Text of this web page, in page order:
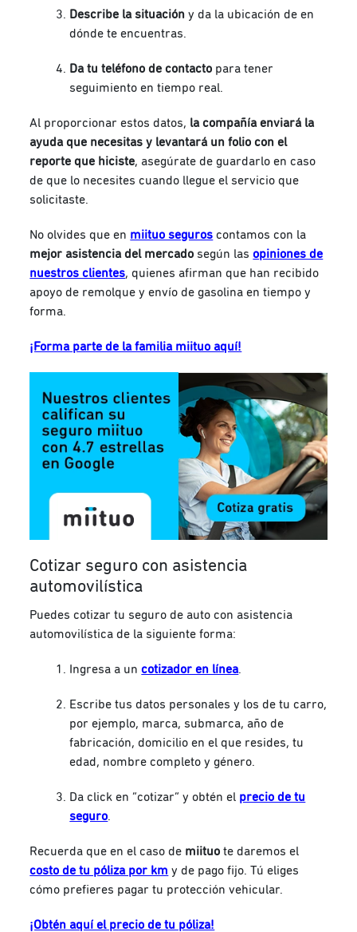
Describe la situación y da la ubicación de en
dónde te encuentras.
Da tu teléfono de contacto para tener
seguimiento en tiempo real.
Al proporcionar estos datos, la compañía enviará la
ayuda que necesitas y levantará un folio con el
reporte que hiciste, asegúrate de guardarlo en caso
de que lo necesites cuando llegue el servicio que
solicitaste.
No olvides que en miituo seguros contamos con la
mejor asistencia del mercado según lasopiniones de
nuestros clientes, quienes afirman que han recibido
apoyo de remolque y envío de gasolina en tiempo y
forma.
¡Forma parte de la familia miituo aquí!
Cotizar seguro con asistencia
automovilística
Puedes cotizar tu seguro de auto con asistencia
automovilística de la siguiente forma:
Ingresa a uncotizador en línea.
Escribe tus datos personales y los de tu carro,
por ejemplo, marca, submarca, año de
fabricación, domicilio en el que resides, tu
edad, nombre completo y género.
Da click en “cotizar” y obtén el precio de tu
seguro.
Recuerda que en el caso de miituo te daremos el
costo de tu póliza por km y de pago fijo. Tú eliges
cómo prefieres pagar tu protección vehicular.
¡Obtén aquí el precio de tu póliza!